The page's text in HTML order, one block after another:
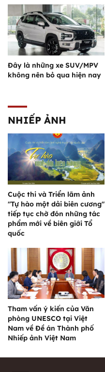
Đây là những xe SUV/MPV
không nên bỏ qua hiện nay
NHIẾP ẢNH
Cuộc thi và Triển lãm ảnh
"Tự hào một dải biên cương"
tiếp tục chờ đón những tác
phẩm mới về biên giới Tổ
quốc
Tham vấn ý kiến của Văn
phòng UNESCO tại Việt
Nam về Đề án Thành phố
Nhiếp ảnh Việt Nam